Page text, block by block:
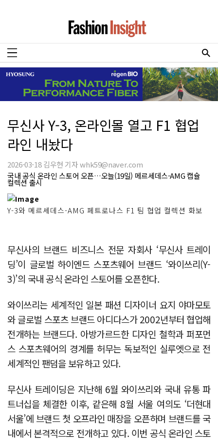
무신사 Y-3, 온라인몰 열고 F1 협업
라인 내놨다
2026-03-18 김우현 기자 whk59@naver.com
국내 공식 온라인 스토어 오픈…오늘(19일) 메르세데스-AMG 캡슐
컬렉션 출시
Y-3와 메르세데스-AMG 페트로나스 F1 팀 협업 컬렉션 화보
무신사의 브랜드 비즈니스 전문 자회사 ‘무신사 트레이
딩’이 글로벌 하이엔드 스포츠웨어 브랜드 ‘와이쓰리(Y-
3)’의 국내 공식 온라인 스토어를 오픈한다.
와이쓰리는 세계적인 일본 패션 디자이너 요지 야마모토
와 글로벌 스포츠 브랜드 아디다스가 2002년부터 협업해
전개하는 브랜드다. 아방가르드한 디자인 철학과 퍼포먼
스 스포츠웨어의 경계를 허무는 독보적인 실루엣으로 전
세계적인 팬덤을 보유하고 있다.
무신사 트레이딩은 지난해 6월 와이쓰리와 국내 유통 파
트너십을 체결한 이후, 같은해 8월 서울 여의도 ‘더현대
서울’에 브랜드 첫 오프라인 매장을 오픈하며 브랜드를 국
내에서 본격적으로 전개하고 있다. 이번 공식 온라인 스토